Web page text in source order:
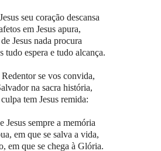
seu coração descansa
em Jesus apura,
Jesus nada procura
tudo espera e tudo alcança.
Redentor se vos convida,
na sacra história,
tem Jesus remida:
Jesus sempre a memória
em que se salva a vida,
em que se chega à Glória.